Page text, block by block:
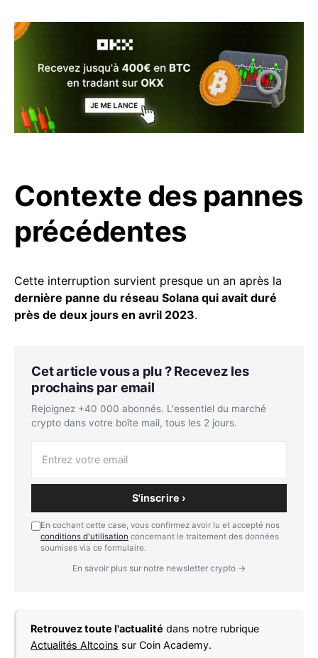
Contexte des pannes
précédentes
Cette interruption survient presque un an après la
dernière panne du réseau Solana qui avait duré
près de deux jours en avril 2023.
Cet article vous a plu ? Recevez les
prochains par email
Rejoignez +40 000 abonnés. L'essentiel du marché
crypto dans votre boîte mail, tous les 2 jours.
S'inscrire ›
En cochant cette case, vous confirmez avoir lu et accepté nos
conditions d'utilisation concernant le traitement des données
soumises via ce formulaire.
En savoir plus sur notre newsletter crypto →
Retrouvez toute l'actualité dans notre rubrique
Actualités Altcoins sur Coin Academy.